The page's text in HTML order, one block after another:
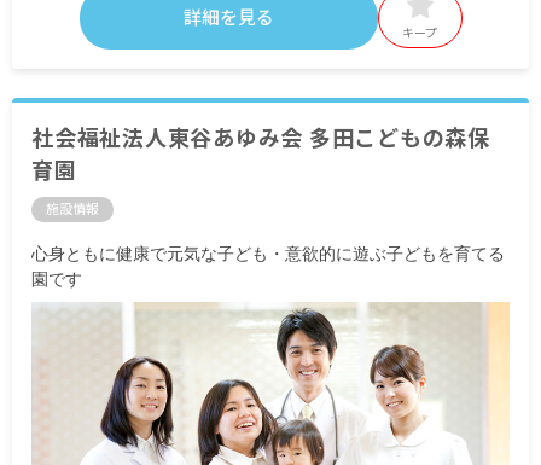
詳細を見る
キープ
社会福祉法人東谷あゆみ会 多田こどもの森保
育園
施設情報
心身ともに健康で元気な子ども・意欲的に遊ぶ子どもを育てる
園です